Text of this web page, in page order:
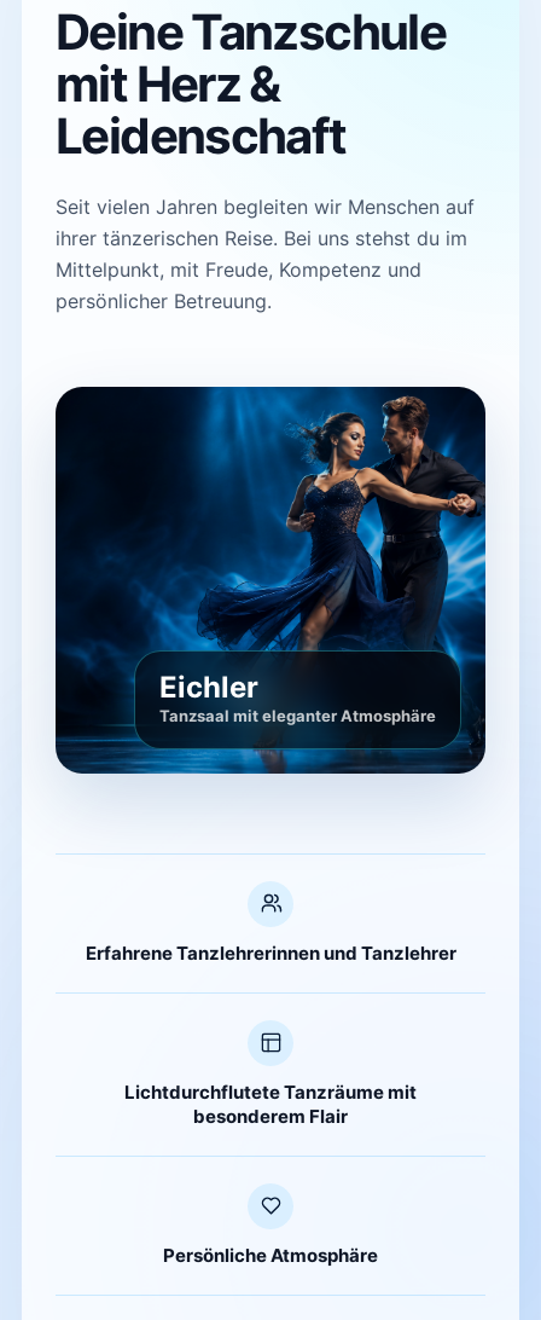
Deine Tanzschule
mit Herz &
Leidenschaft
Seit vielen Jahren begleiten wir Menschen auf
ihrer tänzerischen Reise. Bei uns stehst du im
Mittelpunkt, mit Freude, Kompetenz und
persönlicher Betreuung.
Eichler
Tanzsaal mit eleganter Atmosphäre
Erfahrene Tanzlehrerinnen und Tanzlehrer
Lichtdurchflutete Tanzräume mit
besonderem Flair
Persönliche Atmosphäre